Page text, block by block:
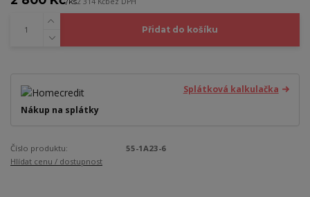
Přidat do košíku
Splátková kalkulačka
Nákup na splátky
Číslo produktu:
55-1A23-6
Hlídat cenu / dostupnost